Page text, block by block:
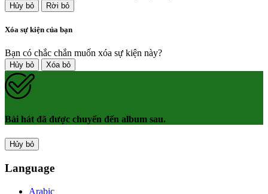
Hủy bỏ Rời bỏ
Xóa sự kiện của bạn
Bạn có chắc chắn muốn xóa sự kiện này?
Hủy bỏ Xóa bỏ
Bài hát đã được chuyển đến album sau.
Hủy bỏ
Language
Arabic